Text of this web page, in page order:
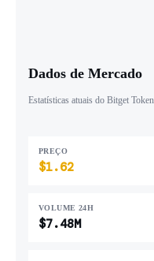
Dados de Mercado
Estatísticas atuais do Bitget Token
PREÇO
$1.62
VOLUME 24H
$7.48M